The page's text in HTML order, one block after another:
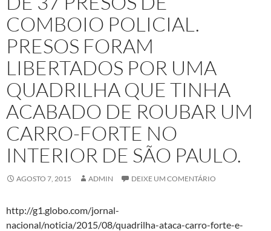
COMBOIO POLICIAL.
PRESOS FORAM
LIBERTADOS POR UMA
QUADRILHA QUE TINHA
ACABADO DE ROUBAR UM
CARRO-FORTE NO
INTERIOR DE SÃO PAULO.
AGOSTO 7, 2015 ADMIN DEIXE UM COMENTÁRIO
http://g1.globo.com/jornal-
nacional/noticia/2015/08/quadrilha-ataca-carro-forte-e-